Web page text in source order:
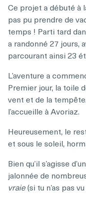
Ce projet a débuté à
pas pu prendre de
temps ! Parti tard
a randonné 27 jours,
parcourant ainsi 23
L’aventure a
Premier jour, la toile
vent et de la
l’accueille à Avoriaz.
Heureusement, le
et sous le soleil,
Bien qu’il s’agisse
jalonnée de
vraie(si tu n’as pas